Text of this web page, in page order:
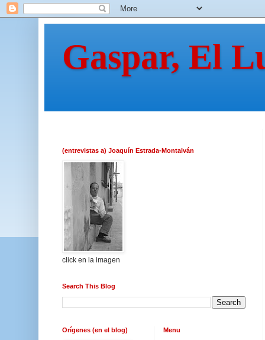
Gaspar, El
(entrevistas a) Joaquín Estrada-Montalván
click en la imagen
Search This Blog
Orígenes (en el blog) Menu